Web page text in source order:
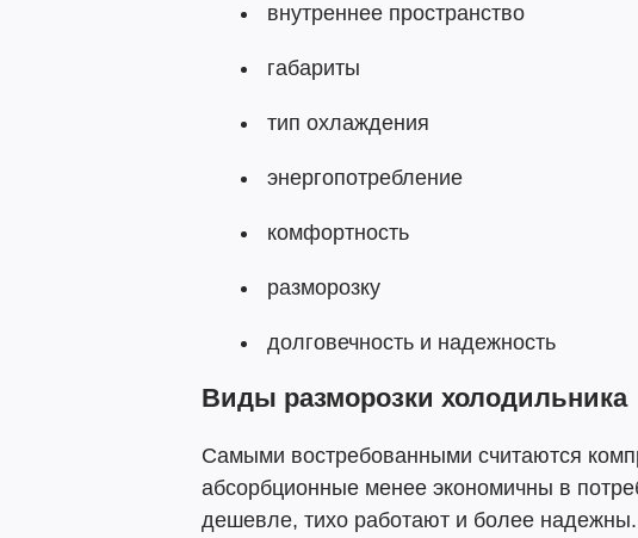
внутреннее пространство
габариты
тип охлаждения
энергопотребление
комфортность
разморозку
долговечность и надежность
Виды разморозки холодильника
Самыми востребованными считаются
абсорбционные менее экономичны в
дешевле, тихо работают и более надежны.